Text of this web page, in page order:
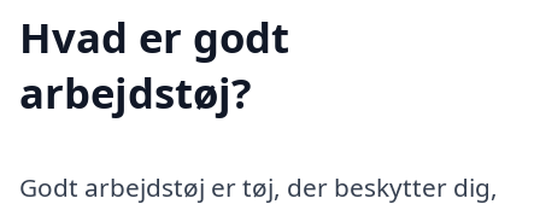
Hvad er godt
arbejdstøj?
Godt arbejdstøj er tøj, der beskytter dig,